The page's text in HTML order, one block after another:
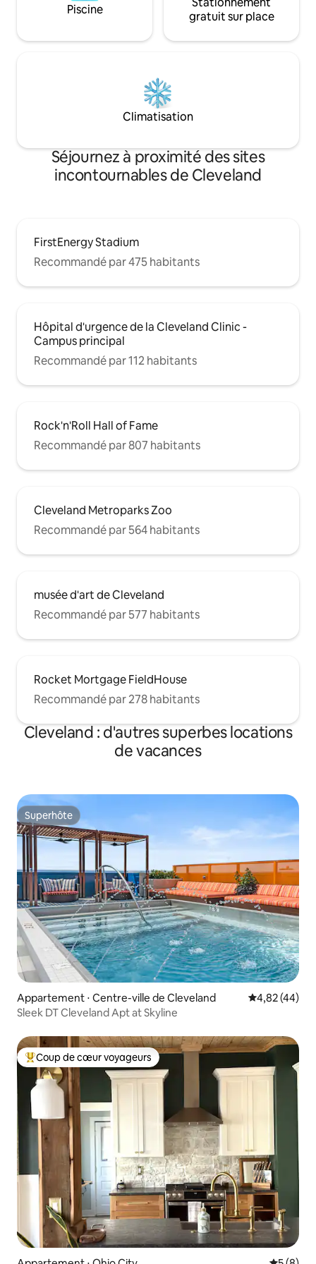
Piscine
gratuit sur place
Climatisation
Séjournez à proximité des sites
incontournables de Cleveland
FirstEnergy Stadium
Recommandé par 475 habitants
Hôpital d'urgence de la Cleveland Clinic -
Campus principal
Recommandé par 112 habitants
Rock'n'Roll Hall of Fame
Recommandé par 807 habitants
Cleveland Metroparks Zoo
Recommandé par 564 habitants
musée d'art de Cleveland
Recommandé par 577 habitants
Rocket Mortgage FieldHouse
Recommandé par 278 habitants
Cleveland : d'autres superbes locations
de vacances
Superhôte
Superhôte
Appartement ⋅ Centre-ville de Cleveland Évaluation
4,82 (44)
Sleek DT Cleveland Apt at Skyline
Coups de cœur voyageurs les plus appréciés
Coup de cœur voyageurs